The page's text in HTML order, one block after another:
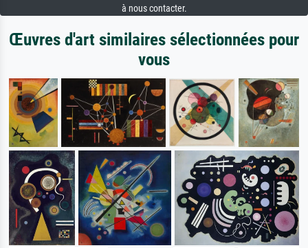
à nous contacter.
Œuvres d'art similaires sélectionnées pour
vous